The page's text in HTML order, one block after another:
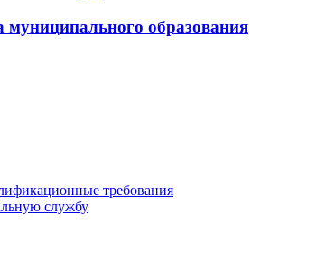
муниципального образования
требования
службу